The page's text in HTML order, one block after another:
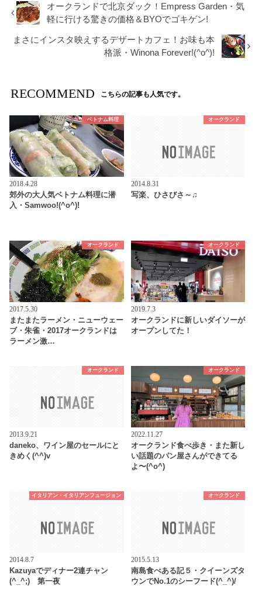
オークランドで北京ダック！Empress Garden・気
軽に行ける驚きの価格＆BYOでゴキゲン!
まさにインスタ映えするデザートカフェ！お味も本
格派・Winona Forever!(^o^)!
RECOMMEND こちらの記事も人気です。
ベトナム料理
2018.4.28
郊外の大人気ベトナム料理に潜
入・Samwoo!(^o^)!
オークランド
2014.8.31
写楽、ひさびさ～♫
オークランド
2017.5.30
またまたラーメン・ニューウェー
ブ・朱雀・2017オークランドは
ラーメン激…
オークランド
2019.7.3
オークランドに新しいダイソーが
オープンしてた！
オークランド
2013.9.21
daneko、ワイン屋のセールにと
きめく(^^)v
オークランド
2022.11.27
オークランド食べ歩き・また新し
い話題のパン屋さんができてる
よ〜(^o^)
イタリアン・イタリアンフュージョン
2014.8.7
Kazuyaでディナー2連チャン
(^_^;) 第一夜
オークランド
2015.5.13
南島食べある記５・クイーンズタ
ウンでNo.1のシーフード(^_^)/